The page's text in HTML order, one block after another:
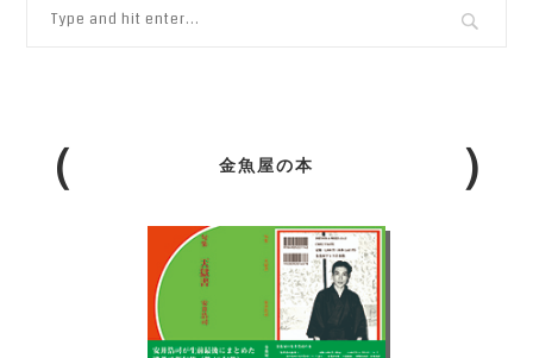
金魚屋の本